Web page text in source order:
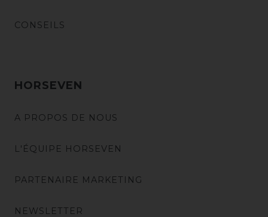
CONSEILS
HORSEVEN
A PROPOS DE NOUS
L'ÉQUIPE HORSEVEN
PARTENAIRE MARKETING
NEWSLETTER